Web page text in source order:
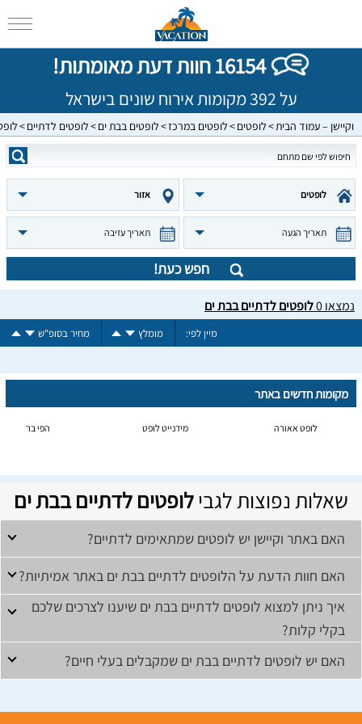
16154 חוות דעת מאומתות!
על 392 מקומות אירוח שונים בישראל
וקיישן – עמוד הבית לופטים לופטים במרכז לופטים בבת ים לופטים לדתיים
לופטים אזור
תאריך הגעה תאריך עזיבה
חפש כעת!
נמצאו0לופטים לדתיים בבת ים
מיין לפי: מומלץ מחיר בסופ"ש
מקומות חדשים באתר
לופט אאורה מידנייט לופט הפי בר
שאלות נפוצות לגבילופטים לדתיים בבת ים
האם באתר וקיישן יש לופטים שמתאימים לדתיים?
האם חוות הדעת על הלופטים לדתיים בבת ים באתר אמיתיות?
איך ניתן למצוא לופטים לדתיים בבת ים שיענו לצרכים שלכם
בקלי קלות?
האם יש לופטים לדתיים בבת ים שמקבלים בעלי חיים?